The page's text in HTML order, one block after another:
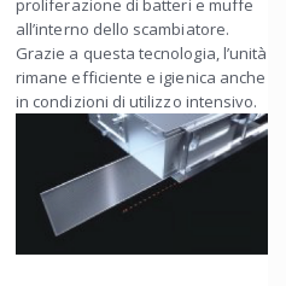
proliferazione di batteri e muffe
all’interno dello scambiatore.
Grazie a questa tecnologia, l’unità
rimane efficiente e igienica anche
in condizioni di utilizzo intensivo.